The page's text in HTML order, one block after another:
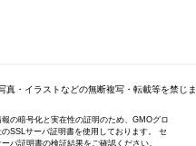
・イラストなどの無断複写・転載等を禁じま
の暗号化と実在性の証明のため、GMOグロ
SSLサーバ証明書を使用しております。 セ
バ証明書の検証結果をご確認ください。